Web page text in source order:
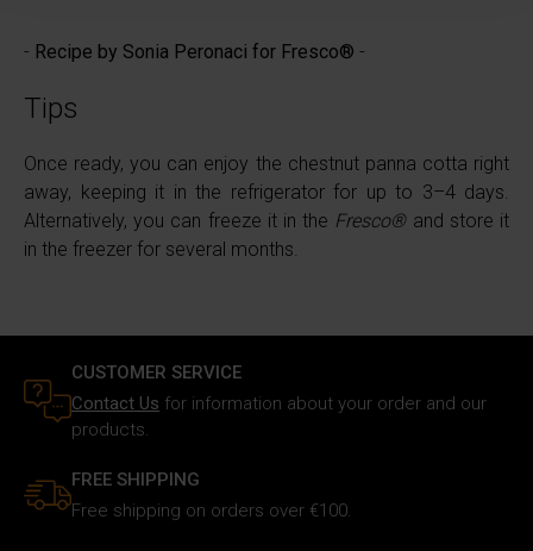
e imposta le tue preferenze nella
sezione dettagli
modificare o ritirare il tuo consenso in qualsiasi momento
dalla Dichiarazione sui cookie.
Utilizziamo i cookie per personalizzare i contenuti e gli
annunci, fornire le funzioni dei social media e analizzare il
nostro traffico. Inoltre forniamo informazioni sul modo in
cui utilizzi il nostro sito ai nostri partner che si occupano
- Recipe by Sonia Peronaci for Fresco® -
Tips
Once ready, you can enjoy the chestnut panna cotta right
away, keeping it in the refrigerator for up to 3–4 days.
Alternatively, you can freeze it in the Fresco®and store it
in the freezer for several months.
CUSTOMER SERVICE
Contact Us for information about your order and our
products.
FREE SHIPPING
Free shipping on orders over €100.